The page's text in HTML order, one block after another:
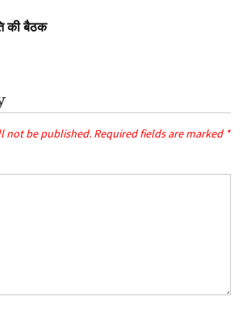
की बैठक
not be published. Required fields are marked *